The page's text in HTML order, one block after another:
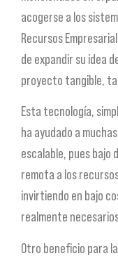
acogerse a los
Recursos
de expandir su idea
proyecto tangible,
Esta tecnología,
ha ayudado a
escalable, pues bajo
remota a los
invirtiendo en bajo
realmente
Otro beneficio para